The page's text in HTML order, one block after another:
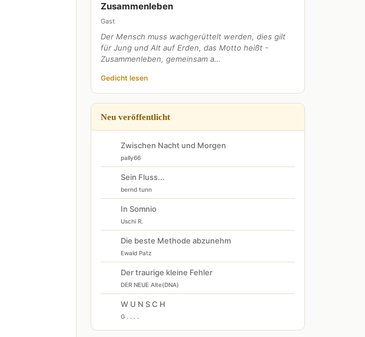
Zusammenleben
Gast
Der Mensch muss wachgerüttelt werden, dies gilt
für Jung und Alt auf Erden, das Motto heißt -
Zusammenleben, gemeinsam a…
Gedicht lesen
Neu veröffentlicht
Zwischen Nacht und Morgen
pally66
Sein Fluss...
bernd tunn
In Somnio
Uschi R.
Die beste Methode abzunehm
Ewald Patz
Der traurige kleine Fehler
DER NEUE Alte(DNA)
W U N S C H
G . . . .